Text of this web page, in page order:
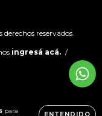
para
reservados.
ingresá acá. /